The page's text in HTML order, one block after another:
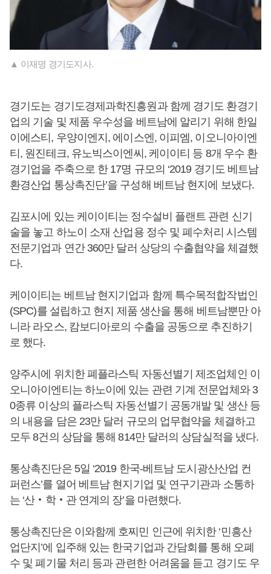
▲ 이재명 경기도지사.
경기도는 경기도경제과학진흥원과 함께 경기도 환경기
업의 기술 및 제품 우수성을 베트남에 알리기 위해 한일
이에스티, 우양이엔지, 에이스엔, 이피엠, 이오니아이엔
티, 원진테크, 유노빅스이엔씨, 케이이티 등 8개 우수 환
경기업을 주축으로 한 17명 규모의 ‘2019 경기도 베트남
환경산업 통상촉진단’을 구성해 베트남 현지에 보냈다.
김포시에 있는 케이이티는 정수설비 플랜트 관련 신기
술을 놓고 하노이 소재 산업용 정수 및 폐수처리 시스템
전문기업과 연간 360만 달러 상당의 수출협약을 체결했
다.
케이이티는 베트남 현지기업과 함께 특수목적합작법인
(SPC)를 설립하고 현지 제품 생산을 통해 베트남뿐만 아
니라 라오스, 캄보디아로의 수출을 공동으로 추진하기
로 했다.
양주시에 위치한 폐플라스틱 자동선별기 제조업체인 이
오니아이엔티는 하노이에 있는 관련 기계 전문업체와 3
0종류 이상의 플라스틱 자동선별기 공동개발 및 생산 등
의 내용을 담은 23만 달러 규모의 업무협약을 체결하고
모두 8건의 상담을 통해 814만 달러의 상담실적을 냈다.
통상촉진단은 5일 ‘2019 한국-베트남 도시광산산업 컨
퍼런스’를 열어 베트남 현지기업 및 연구기관과 소통하
는 ‘산‧학‧관 연계의 장’을 마련했다.
통상촉진단은 이와함께 호찌민 인근에 위치한 ‘민흥산
업단지’에 입주해 있는 한국기업과 간담회를 통해 오폐
수 및 폐기물 처리 등과 관련한 어려움을 듣고 경기도 우